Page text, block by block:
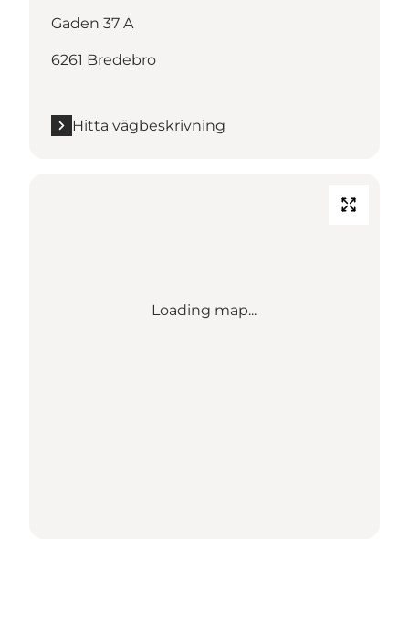
Gaden 37 A
6261 Bredebro
Hitta vägbeskrivning
Loading map...